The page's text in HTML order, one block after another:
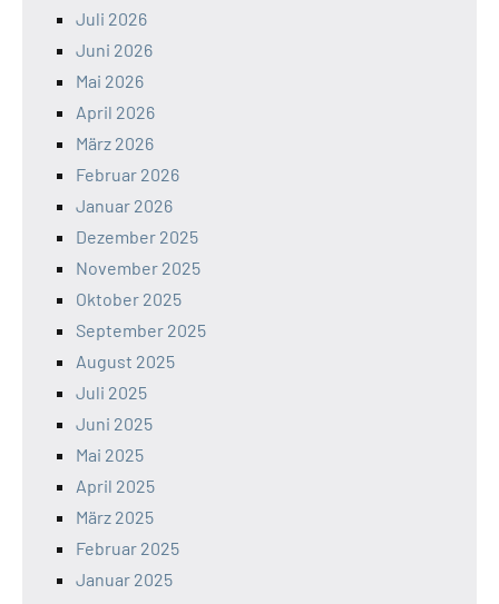
Juli 2026
Juni 2026
Mai 2026
April 2026
März 2026
Februar 2026
Januar 2026
Dezember 2025
November 2025
Oktober 2025
September 2025
August 2025
Juli 2025
Juni 2025
Mai 2025
April 2025
März 2025
Februar 2025
Januar 2025